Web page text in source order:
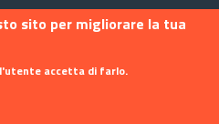
sito per migliorare la tua
accetta di farlo.